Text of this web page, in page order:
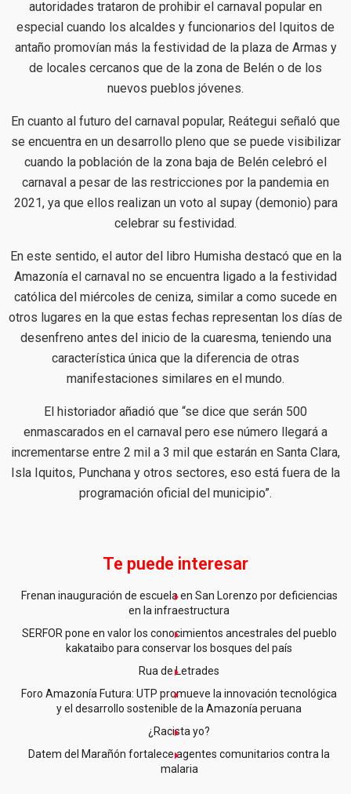
autoridades trataron de prohibir el carnaval popular en
especial cuando los alcaldes y funcionarios del Iquitos de
antaño promovían más la festividad de la plaza de Armas y
de locales cercanos que de la zona de Belén o de los
nuevos pueblos jóvenes.
En cuanto al futuro del carnaval popular, Reátegui señaló que
se encuentra en un desarrollo pleno que se puede visibilizar
cuando la población de la zona baja de Belén celebró el
carnaval a pesar de las restricciones por la pandemia en
2021, ya que ellos realizan un voto al supay (demonio) para
celebrar su festividad.
En este sentido, el autor del libro Humisha destacó que en la
Amazonía el carnaval no se encuentra ligado a la festividad
católica del miércoles de ceniza, similar a como sucede en
otros lugares en la que estas fechas representan los días de
desenfreno antes del inicio de la cuaresma, teniendo una
característica única que la diferencia de otras
manifestaciones similares en el mundo.
El historiador añadió que “se dice que serán 500
enmascarados en el carnaval pero ese número llegará a
incrementarse entre 2 mil a 3 mil que estarán en Santa Clara,
Isla Iquitos, Punchana y otros sectores, eso está fuera de la
programación oficial del municipio”.
Te puede interesar
Frenan inauguración de escuela en San Lorenzo por deficiencias
en la infraestructura
SERFOR pone en valor los conocimientos ancestrales del pueblo
kakataibo para conservar los bosques del país
Rua de Letrades
Foro Amazonía Futura: UTP promueve la innovación tecnológica
y el desarrollo sostenible de la Amazonía peruana
¿Racista yo?
Datem del Marañón fortalece agentes comunitarios contra la
malaria